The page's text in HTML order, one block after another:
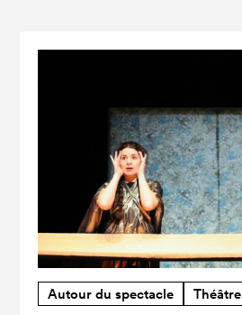
Autour du spectacle Théâtre